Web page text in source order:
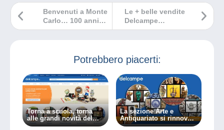
Le + belle vendite
Delcampe
dicembre 2022
Benvenuti a Monte
Carlo… 100 anni
fa!
Potrebbero piacerti:
Torna a scuola, torna
alle grandi novità del
tuo sito Delcampe!
La sezione Arte e
Antiquariato si rinnova
su Delcampe